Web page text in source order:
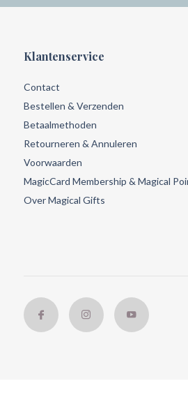
Klantenservice
Contact
Bestellen & Verzenden
Betaalmethoden
Retourneren & Annuleren
Voorwaarden
MagicCard Membership & Magical
Over Magical Gifts